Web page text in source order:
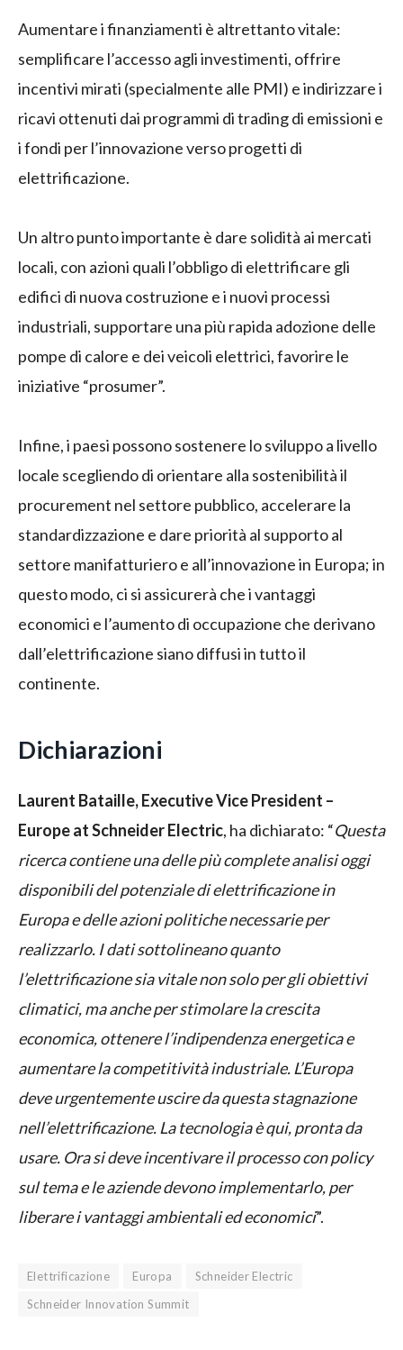
Aumentare i finanziamenti è altrettanto vitale:
semplificare l’accesso agli investimenti, offrire
incentivi mirati (specialmente alle PMI) e indirizzare i
ricavi ottenuti dai programmi di trading di emissioni e
i fondi per l’innovazione verso progetti di
elettrificazione.
Un altro punto importante è dare solidità ai mercati
locali, con azioni quali l’obbligo di elettrificare gli
edifici di nuova costruzione e i nuovi processi
industriali, supportare una più rapida adozione delle
pompe di calore e dei veicoli elettrici, favorire le
iniziative “prosumer”.
Infine, i paesi possono sostenere lo sviluppo a livello
locale scegliendo di orientare alla sostenibilità il
procurement nel settore pubblico, accelerare la
standardizzazione e dare priorità al supporto al
settore manifatturiero e all’innovazione in Europa; in
questo modo, ci si assicurerà che i vantaggi
economici e l’aumento di occupazione che derivano
dall’elettrificazione siano diffusi in tutto il
continente.
Dichiarazioni
Laurent Bataille, Executive Vice President –
Europe at Schneider Electric, ha dichiarato: “Questa
ricerca contiene una delle più complete analisi oggi
disponibili del potenziale di elettrificazione in
Europa e delle azioni politiche necessarie per
realizzarlo. I dati sottolineano quanto
l’elettrificazione sia vitale non solo per gli obiettivi
climatici, ma anche per stimolare la crescita
economica, ottenere l’indipendenza energetica e
aumentare la competitività industriale. L’Europa
deve urgentemente uscire da questa stagnazione
nell’elettrificazione. La tecnologia è qui, pronta da
usare. Ora si deve incentivare il processo con policy
sul tema e le aziende devono implementarlo, per
liberare i vantaggi ambientali ed economici”.
Elettrificazione Europa
Schneider Electric
Schneider Innovation Summit